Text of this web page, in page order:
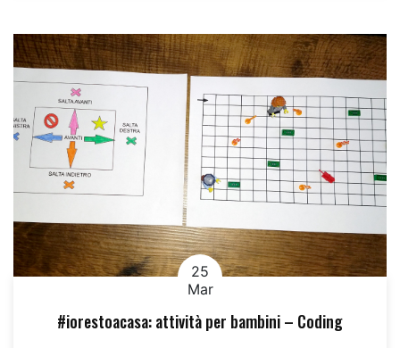
25
Mar
#iorestoacasa: attività per bambini – Coding